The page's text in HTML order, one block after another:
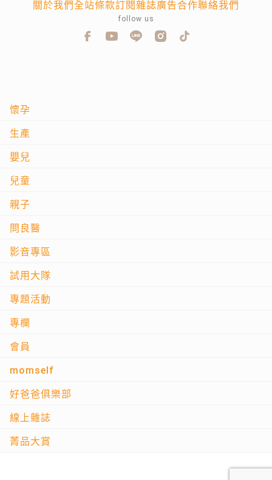
懷孕
生產
嬰兒
兒童
親子
問良醫
影音專區
試用大隊
專題活動
專欄
會員
momself
好爸爸俱樂部
線上雜誌
菁品大賞
關於我們全站條款訂閱雜誌廣告合作聯絡我們
follow us